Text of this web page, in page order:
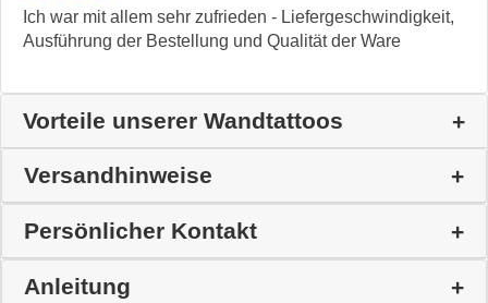
Ich war mit allem sehr zufrieden - Liefergeschwindigkeit,
Ausführung der Bestellung und Qualität der Ware
Vorteile unserer Wandtattoos
Versandhinweise
Persönlicher Kontakt
Anleitung